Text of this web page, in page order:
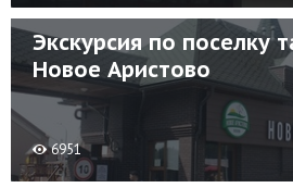
Экскурсия по поселку
Новое Аристово
6951